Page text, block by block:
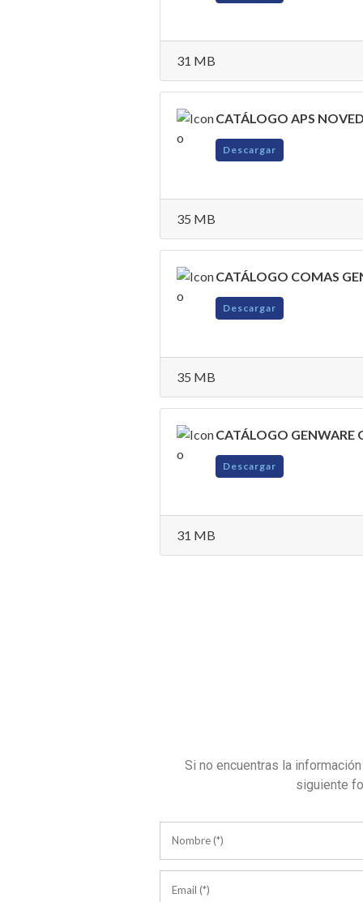
31 MB
CATÁLOGO APS
Descargar
35 MB
CATÁLOGO COMAS
Descargar
35 MB
CATÁLOGO GENWARE
Descargar
31 MB
Si no encuentras la
siguiente